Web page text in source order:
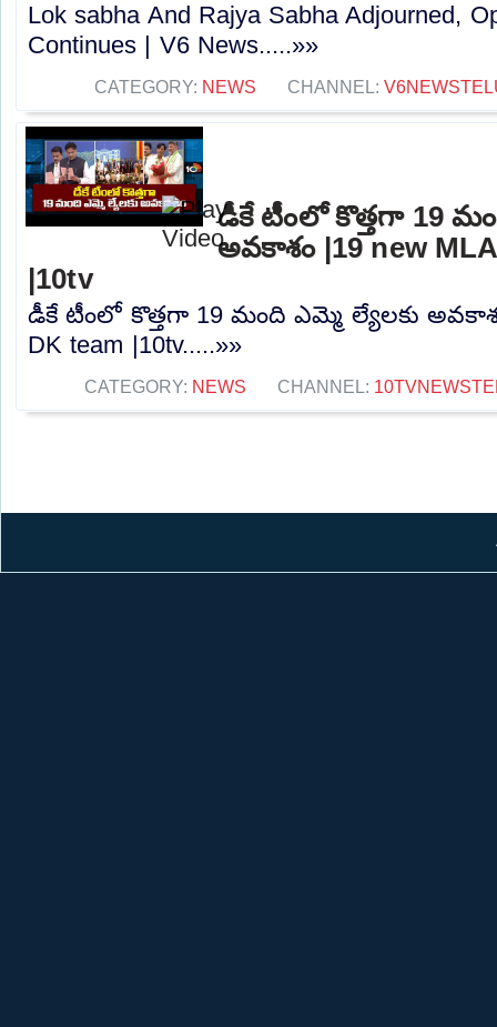
Lok sabha And Rajya Sabha Adjourned,
Continues | V6 News.....»»
CATEGORY: NEWS CHANNEL:
డీకే టీంలో కొత్తగా 19
అవకాశం |19 new
|10tv
డీకే టీంలో కొత్తగా 19 మంది ఎమ్మె ల్యేలకు
DK team |10tv.....»»
CATEGORY: NEWS CHANNEL: